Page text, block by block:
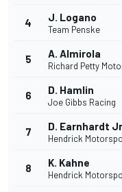
4 J. Logano
Team Penske
5 A. Almirola
Richard Petty
6 D. Hamlin
Joe Gibbs Racing
7 D. Earnhardt
Hendrick
8 K. Kahne
Hendrick